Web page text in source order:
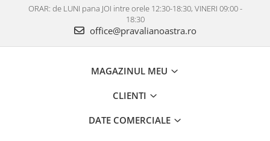
ORAR: de LUNI pana JOI intre orele 12:30-18:30, VINERI 09:00 -
18:30
office@pravalianoastra.ro
MAGAZINUL MEU
CLIENTI
DATE COMERCIALE